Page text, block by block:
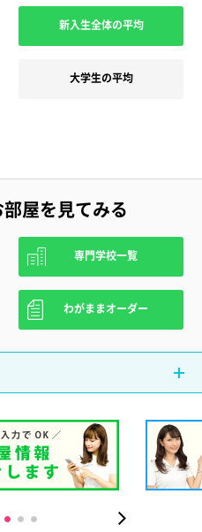
新入生全体の平均
大学生の平均
屋を見てみる
専門学校一覧
わがままオーダー